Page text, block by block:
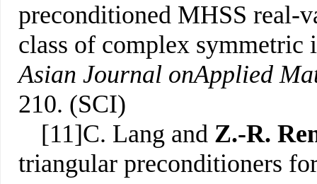
preconditioned MHSS real-
class of complex symmetric
Asian Journal onApplied
210. (SCI)
[11]C. Lang and Z.-R.
triangular preconditioners